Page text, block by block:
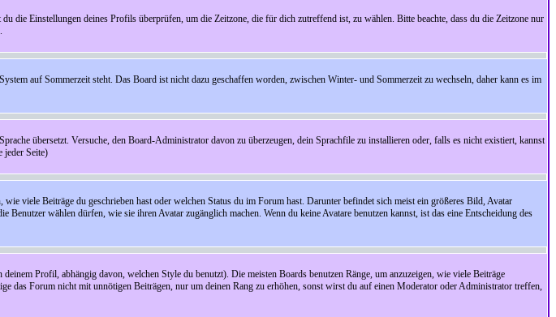
die Einstellungen deines Profils überprüfen, um die Zeitzone, die für dich zutreffend ist, zu wählen. Bitte beachte, dass du die Zeitzone nur
auf Sommerzeit steht. Das Board ist nicht dazu geschaffen worden, zwischen Winter- und Sommerzeit zu wechseln, daher kann es im
übersetzt. Versuche, den Board-Administrator davon zu überzeugen, dein Sprachfile zu installieren oder, falls es nicht existiert, kannst
jeder Seite)
viele Beiträge du geschrieben hast oder welchen Status du im Forum hast. Darunter befindet sich meist ein größeres Bild, Avatar
wählen dürfen, wie sie ihren Avatar zugänglich machen. Wenn du keine Avatare benutzen kannst, ist das eine Entscheidung des
Profil, abhängig davon, welchen Style du benutzt). Die meisten Boards benutzen Ränge, um anzuzeigen, wie viele Beiträge
das Forum nicht mit unnötigen Beiträgen, nur um deinen Rang zu erhöhen, sonst wirst du auf einen Moderator oder Administrator treffen,